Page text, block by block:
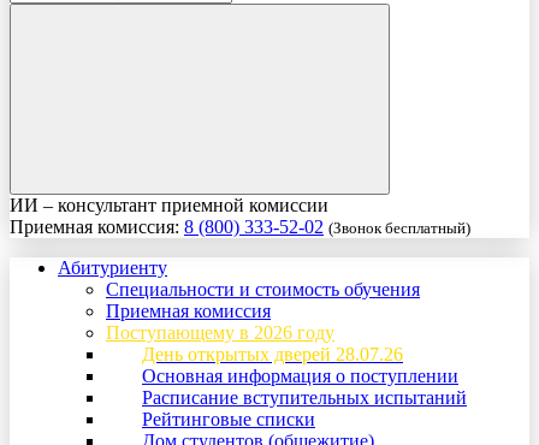
ИИ – консультант приемной комиссии
Приемная комиссия: 8 (800) 333-52-02 (Звонок бесплатный)
Абитуриенту
Специальности и стоимость обучения
Приемная комиссия
Поступающему в 2026 году
День открытых дверей 28.07.26
Основная информация о поступлении
Расписание вступительных испытаний
Рейтинговые списки
Дом студентов (общежитие)